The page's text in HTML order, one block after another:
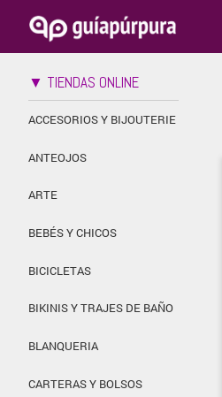
▼ TIENDAS ONLINE
ACCESORIOS Y BIJOUTERIE
ANTEOJOS
ARTE
BEBÉS Y CHICOS
BICICLETAS
BIKINIS Y TRAJES DE BAÑO
BLANQUERIA
CARTERAS Y BOLSOS